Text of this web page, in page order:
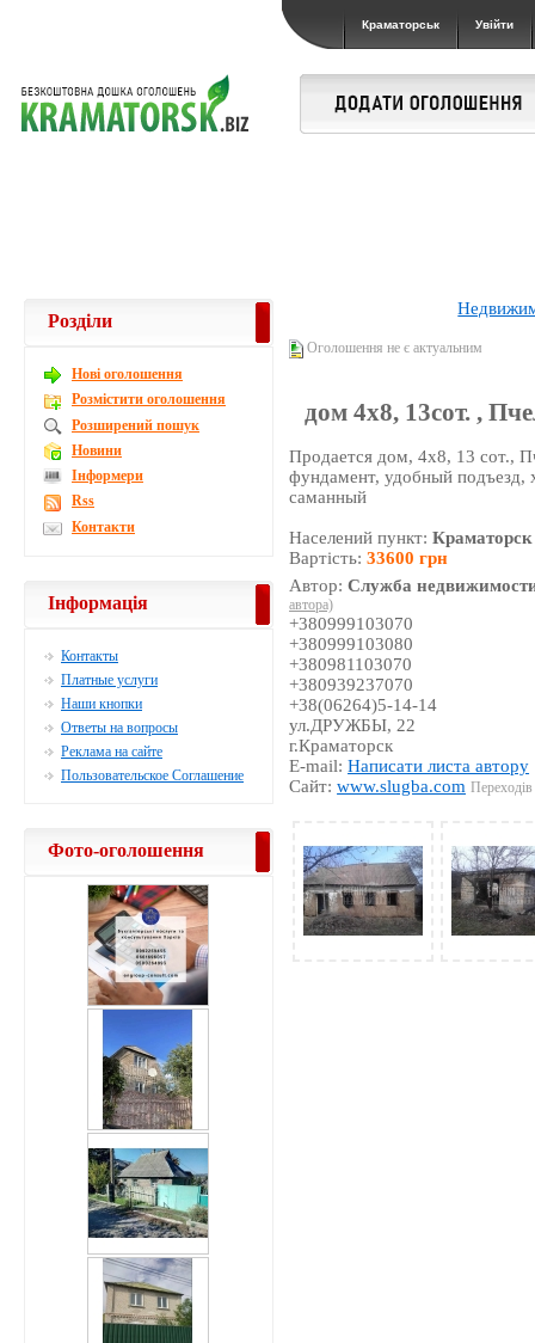
Краматорськ Увійти
Оголошення не є актуальним
дом 4х8, 13сот. ,
Продается дом, 4х8, 13 сот.,
фундамент, удобный подъезд,
саманный
Населений пункт:Краматорск
Вартість:33600 грн
Автор:Служба
автора)
+380999103070
+380999103080
+380981103070
+380939237070
+38(06264)5-14-14
ул.ДРУЖБЫ, 22
г.Краматорск
E-mail:Написати листа автору
Сайт:www.slugba.com
Розділи
Новi оголошення
Розмістити оголошення
Розширений пошук
Новини
Інформери
Rss
Контакти
Інформація
Контакты
Платные услуги
Наши кнопки
Ответы на вопросы
Реклама на сайте
Пользовательское Соглашение
Фото-оголошення